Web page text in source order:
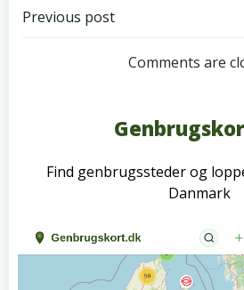
Post
navigation
Previous post
Comments are
Find genbrugssteder og
Danmark